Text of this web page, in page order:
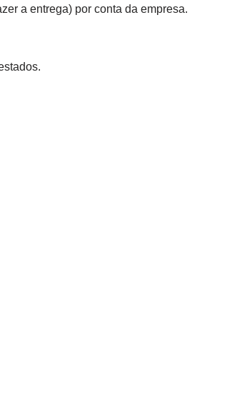
a entrega) por conta da empresa.